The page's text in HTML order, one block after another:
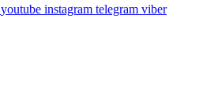
youtube instagram telegram viber